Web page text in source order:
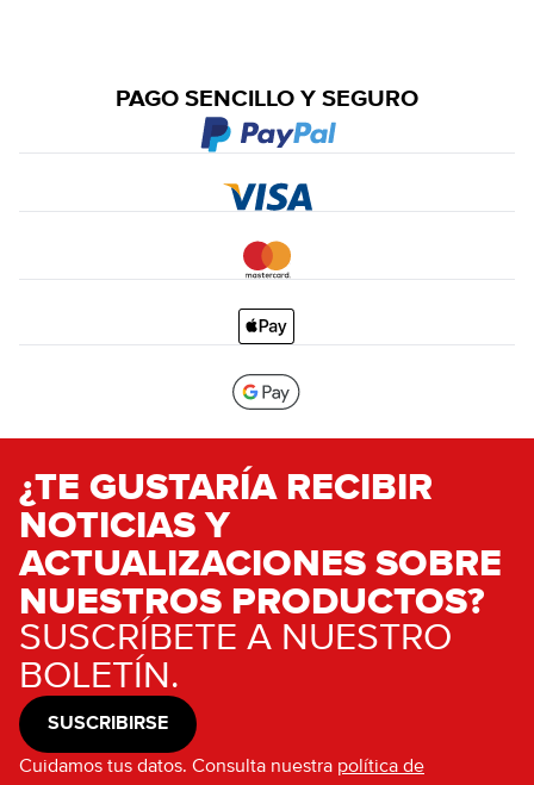
PAGO SENCILLO Y SEGURO
¿TE GUSTARÍA RECIBIR
NOTICIAS Y
ACTUALIZACIONES SOBRE
NUESTROS PRODUCTOS?
SUSCRÍBETE A NUESTRO
BOLETÍN.
SUSCRIBIRSE
Cuidamos tus datos. Consulta nuestra política de